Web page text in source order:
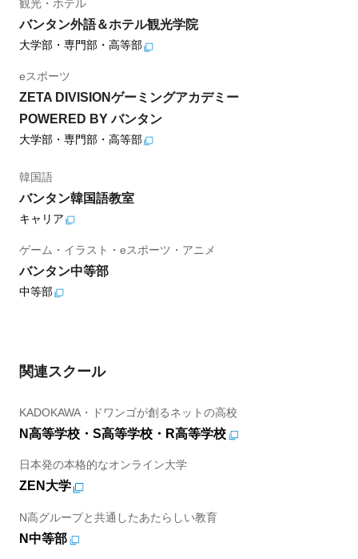
観光・ホテル
バンタン外語＆ホテル観光学院
大学部・専門部・高等部
eスポーツ
ZETA DIVISIONゲーミングアカデミー
POWERED BY バンタン
大学部・専門部・高等部
韓国語
バンタン韓国語教室
キャリア
ゲーム・イラスト・eスポーツ・アニメ
バンタン中等部
中等部
関連スクール
KADOKAWA・ドワンゴが創るネットの高校
N高等学校・S高等学校・R高等学校
日本発の本格的なオンライン大学
ZEN大学
N高グループと共通したあたらしい教育
N中等部